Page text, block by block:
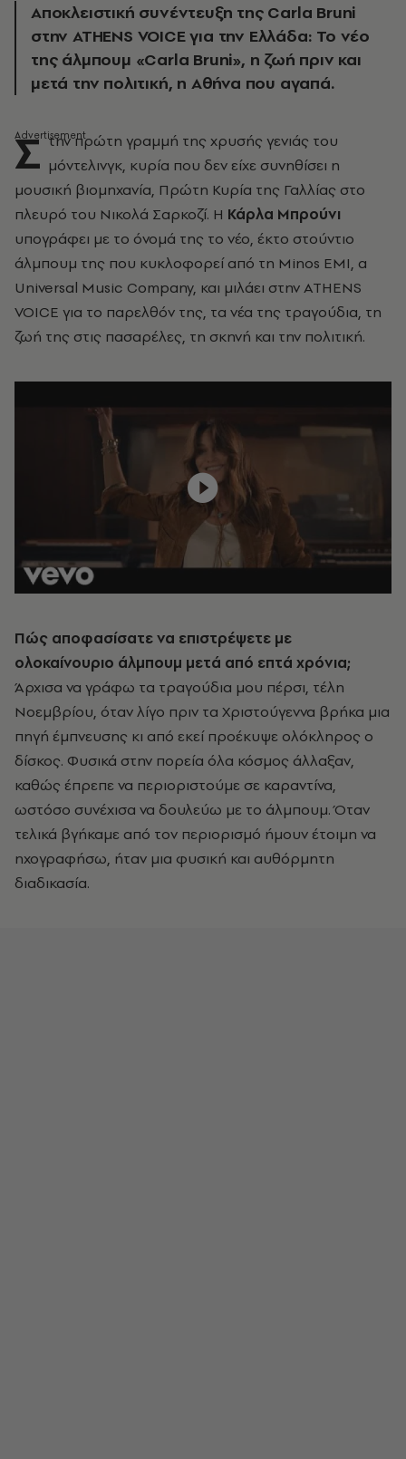
Αποκλειστική συνέντευξη της Carla Bruni
στην ATHENS VOICE για την Ελλάδα: Το νέο
της άλμπουμ «Carla Bruni», η ζωή πριν και
μετά την πολιτική, η Αθήνα που αγαπά.
Σ την πρώτη γραμμή της χρυσής γενιάς του
μόντελινγκ, κυρία που δεν είχε συνηθίσει η
μουσική βιομηχανία, Πρώτη Κυρία της Γαλλίας στο
πλευρό του Νικολά Σαρκοζί. Η Κάρλα Μπρούνι
υπογράφει με το όνομά της το νέο, έκτο στούντιο
άλμπουμ της που κυκλοφορεί από τη Minos EMI, a
Universal Music Company, και μιλάει στην ATHENS
VOICE για το παρελθόν της, τα νέα της τραγούδια, τη
ζωή της στις πασαρέλες, τη σκηνή και την πολιτική.
Πώς αποφασίσατε να επιστρέψετε με
ολοκαίνουριο άλμπουμ μετά από επτά χρόνια;
Άρχισα να γράφω τα τραγούδια μου πέρσι, τέλη
Νοεμβρίου, όταν λίγο πριν τα Χριστούγεννα βρήκα μια
πηγή έμπνευσης κι από εκεί προέκυψε ολόκληρος ο
δίσκος. Φυσικά στην πορεία όλα κόσμος άλλαξαν,
καθώς έπρεπε να περιοριστούμε σε καραντίνα,
ωστόσο συνέχισα να δουλεύω με το άλμπουμ. Όταν
τελικά βγήκαμε από τον περιορισμό ήμουν έτοιμη να
ηχογραφήσω, ήταν μια φυσική και αυθόρμητη
διαδικασία.